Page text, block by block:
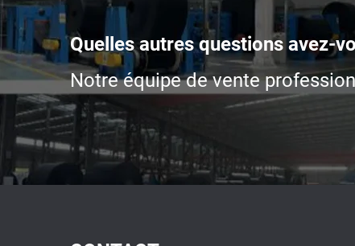
Quelles autres questions avez-
Notre équipe de vente